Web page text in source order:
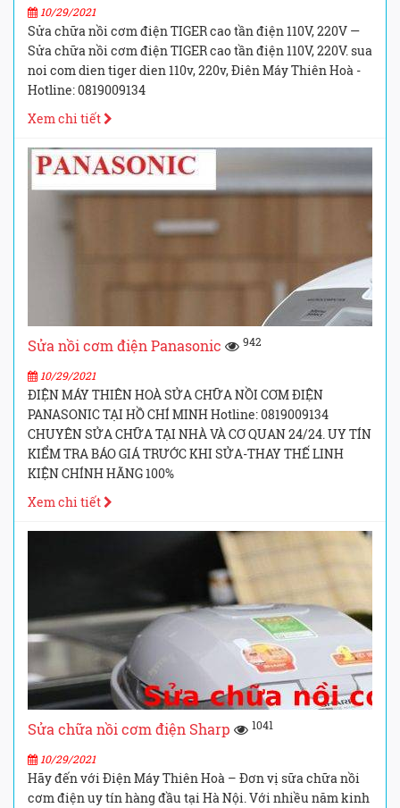
10/29/2021
Sửa chữa nồi cơm điện TIGER cao tần điện 110V, 220V —
Sửa chữa nồi cơm điện TIGER cao tần điện 110V, 220V. sua
noi com dien tiger dien 110v, 220v, Điên Máy Thiên Hoà -
Hotline: 0819009134
Xem chi tiết
Sửa nồi cơm điện Panasonic 942
10/29/2021
ĐIỆN MÁY THIÊN HOÀ SỬA CHỮA NỒI CƠM ĐIỆN
PANASONIC TẠI HỒ CHÍ MINH Hotline: 0819009134
CHUYÊN SỬA CHỮA TẠI NHÀ VÀ CƠ QUAN 24/24. UY TÍN
KIỂM TRA BÁO GIÁ TRƯỚC KHI SỬA-THAY THẾ LINH
KIỆN CHÍNH HÃNG 100%
Xem chi tiết
Sửa chữa nồi cơm điện Sharp 1041
10/29/2021
Hãy đến với Điện Máy Thiên Hoà – Đơn vị sữa chữa nồi
cơm điện uy tín hàng đầu tại Hà Nội. Với nhiều năm kinh